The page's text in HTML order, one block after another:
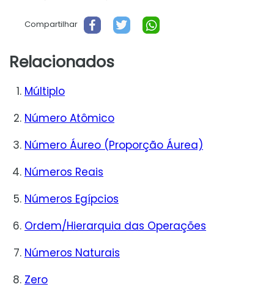
Compartilhar
Relacionados
Múltiplo
Número Atômico
Número Áureo (Proporção Áurea)
Números Reais
Números Egípcios
Ordem/Hierarquia das Operações
Números Naturais
Zero